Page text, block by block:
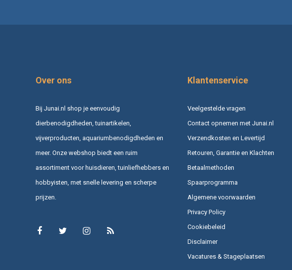
Over ons
Bij Junai.nl shop je eenvoudig
dierbenodigdheden, tuinartikelen,
vijverproducten, aquariumbenodigdheden en
meer. Onze webshop biedt een ruim
assortiment voor huisdieren, tuinliefhebbers en
hobbyisten, met snelle levering en scherpe
prijzen.
Klantenservice
Veelgestelde vragen
Contact opnemen met Junai.nl
Verzendkosten en Levertijd
Retouren, Garantie en Klachten
Betaalmethoden
Spaarprogramma
Algemene voorwaarden
Privacy Policy
Cookiebeleid
Disclaimer
Vacatures & Stageplaatsen